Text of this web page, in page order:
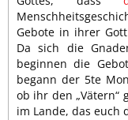
Gebote in ihrer
Da sich die
beginnen die
begann der 5te
ob ihr den „Vätern“
im Lande, das euch